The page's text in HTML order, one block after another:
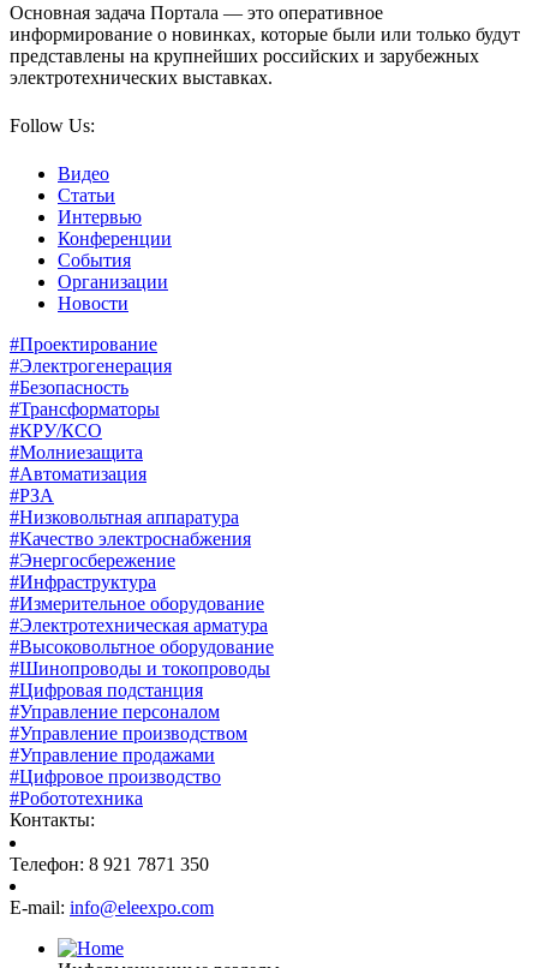
Основная задача Портала — это оперативное
информирование о новинках, которые были или только будут
представлены на крупнейших российских и зарубежных
электротехнических выставках.
Follow Us:
Видео
Статьи
Интервью
Конференции
События
Организации
Новости
#Проектирование
#Электрогенерация
#Безопасность
#Трансформаторы
#КРУ/КСО
#Молниезащита
#Автоматизация
#РЗА
#Низковольтная аппаратура
#Качество электроснабжения
#Энергосбережение
#Инфраструктура
#Измерительное оборудование
#Электротехническая арматура
#Высоковольтное оборудование
#Шинопроводы и токопроводы
#Цифровая подстанция
#Управление персоналом
#Управление производством
#Управление продажами
#Цифровое производство
#Робототехника
Контакты:
Телефон: 8 921 7871 350
E-mail: info@eleexpo.com